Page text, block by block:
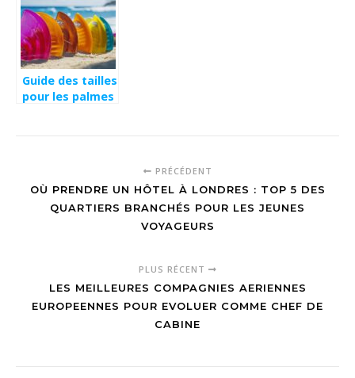
Pillots à Planfoy
Guide des tailles
pour les palmes
session
PRÉCÉDENT
OÙ PRENDRE UN HÔTEL À LONDRES : TOP 5 DES
QUARTIERS BRANCHÉS POUR LES JEUNES
VOYAGEURS
PLUS RÉCENT
LES MEILLEURES COMPAGNIES AERIENNES
EUROPEENNES POUR EVOLUER COMME CHEF DE
CABINE